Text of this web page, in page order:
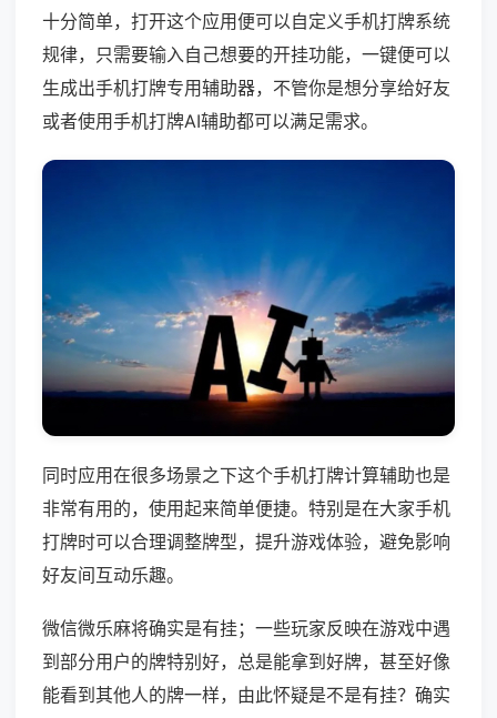
十分简单，打开这个应用便可以自定义手机打牌系统
规律，只需要输入自己想要的开挂功能，一键便可以
生成出手机打牌专用辅助器，不管你是想分享给好友
或者使用手机打牌AI辅助都可以满足需求。
同时应用在很多场景之下这个手机打牌计算辅助也是
非常有用的，使用起来简单便捷。特别是在大家手机
打牌时可以合理调整牌型，提升游戏体验，避免影响
好友间互动乐趣。
微信微乐麻将确实是有挂；一些玩家反映在游戏中遇
到部分用户的牌特别好，总是能拿到好牌，甚至好像
能看到其他人的牌一样，由此怀疑是不是有挂？确实